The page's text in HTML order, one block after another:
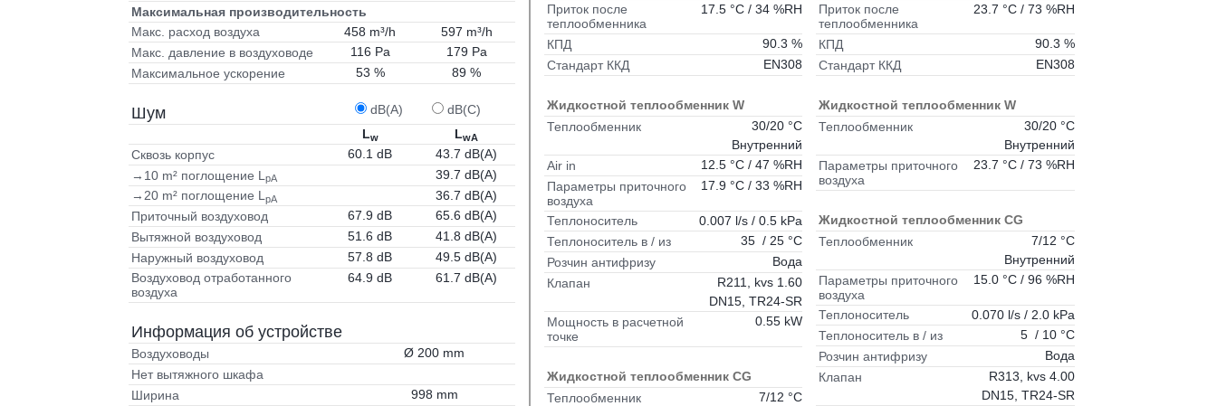
Максимальная производительность
Макс. расход воздуха
458 m³/h
597 m³/h
Макс. давление в воздуховоде
116 Pa
179 Pa
Максимальное ускорение
53 % 89 %
Шум dB(A)
dB(C)
Lw LwA
Сквозь корпус 60.1 dB
43.7 dB(A)
→10 m² поглощение L pA
39.7 dB(A)
→20 m² поглощение LpA
36.7 dB(A)
Приточный воздуховод
67.9 dB
65.6 dB(A)
Вытяжной воздуховод
51.6 dB
41.8 dB(A)
Наружный воздуховод
57.8 dB
49.5 dB(A)
Воздуховод отработанного
воздуха
64.9 dB 61.7 dB(A)
Информация об устройстве
Воздуховоды
Ø 200 mm
Нет вытяжного шкафа
Ширина
998 mm
Приток после
теплообменника
17.5 °C / 34 %RH
КПД
90.3 %
Стандарт ККД
EN308
Жидкостной теплообменник W
Теплообменник
30/20 °C
Внутренний
Air in
12.5 °C / 47 %RH
Параметры приточного
воздуха
17.9 °C / 33 %RH
Теплоноситель
0.007 l/s / 0.5 kPa
Теплоноситель в / из
35 / 25 °C
Розчин антифризу
Вода
Клапан
R211, kvs 1.60
DN15, TR24-SR
Мощность в расчетной
точке
0.55 kW
Жидкостной теплообменник CG
Теплообменник
7/12 °C
Приток после
теплообменника
23.7 °C / 73 %RH
КПД
90.3 %
Стандарт ККД
EN308
Жидкостной теплообменник W
Теплообменник
30/20 °C
Внутренний
Параметры приточного
воздуха
23.7 °C / 73 %RH
Жидкостной теплообменник CG
Теплообменник
7/12 °C
Внутренний
Параметры приточного
воздуха
15.0 °C / 96 %RH
Теплоноситель
0.070 l/s / 2.0 kPa
Теплоноситель в / из
5 / 10 °C
Розчин антифризу
Вода
Клапан
R313, kvs 4.00
DN15, TR24-SR